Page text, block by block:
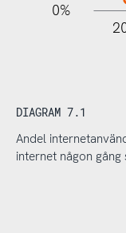
0%
DIAGRAM 7.1
Andel
internet någon